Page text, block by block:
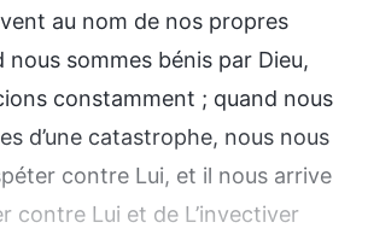
au nom de nos propres
nous sommes bénis par Dieu,
constamment ; quand nous
d’une catastrophe, nous nous
contre Lui, et il nous arrive
contre Lui et de L’invectiver